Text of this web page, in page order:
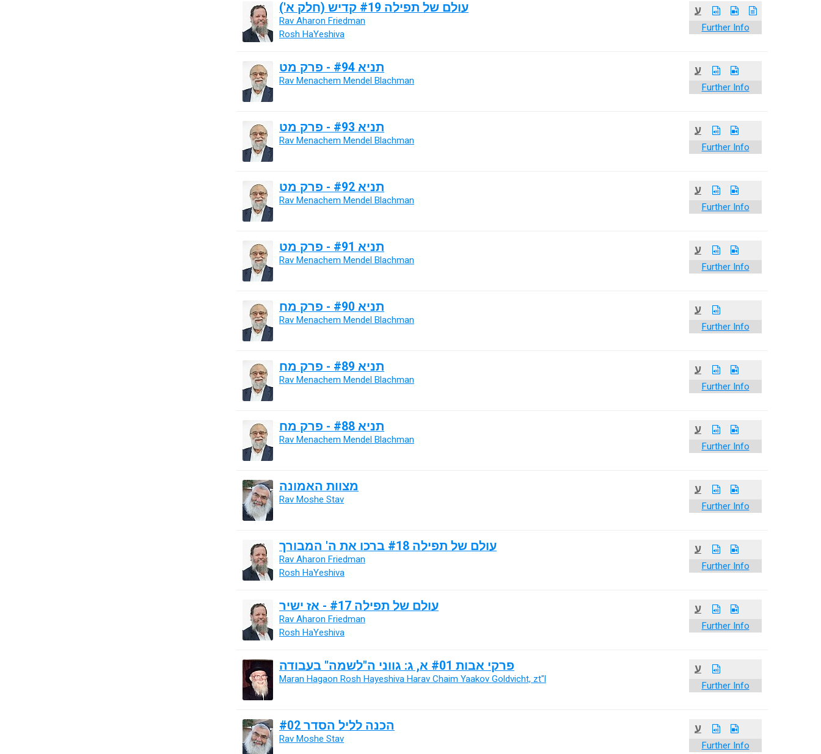
ע
Further Info
עולם של תפילה #19 קדיש (חלק א')
Rav Aharon Friedman
Rosh HaYeshiva
ע
Further Info
תניא #94 - פרק מט
Rav Menachem Mendel Blachman
ע
Further Info
תניא #93 - פרק מט
Rav Menachem Mendel Blachman
ע
Further Info
תניא #92 - פרק מט
Rav Menachem Mendel Blachman
ע
Further Info
תניא #91 - פרק מט
Rav Menachem Mendel Blachman
ע
Further Info
תניא #90 - פרק מח
Rav Menachem Mendel Blachman
ע
Further Info
תניא #89 - פרק מח
Rav Menachem Mendel Blachman
ע
Further Info
תניא #88 - פרק מח
Rav Menachem Mendel Blachman
ע
Further Info
מצוות האמונה
Rav Moshe Stav
ע
Further Info
עולם של תפילה #18 ברכו את ה' המבורך
Rav Aharon Friedman
Rosh HaYeshiva
ע
Further Info
עולם של תפילה #17 - אז ישיר
Rav Aharon Friedman
Rosh HaYeshiva
ע
Further Info
פרקי אבות #01 א, ג: גווני ה"לשמה" בעבודה
Maran Hagaon Rosh Hayeshiva Harav Chaim Yaakov Goldvicht, zt"l
ע
Further Info
הכנה לליל הסדר #02
Rav Moshe Stav